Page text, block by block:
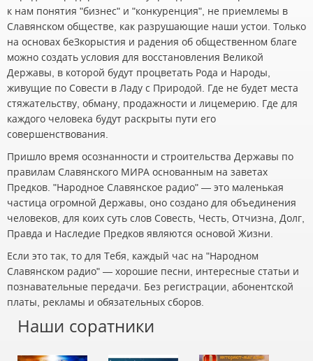
к нам понятия "бизнес" и "конкуренция", не приемлемы в
Славянском обществе, как разрушающие наши устои. Только
на основах беЗкорыстия и радения об общественном благе
можно создать условия для восстановления Великой
Державы, в которой будут процветать Рода и Народы,
живущие по Совести в Ладу с Природой. Где не будет места
стяжательству, обману, продажности и лицемерию. Где для
каждого человека будут раскрыты пути его
совершенствования.
Пришло время осознанности и строительства Державы по
правилам Славянского МИРА основанным на заветах
Предков. "Народное Славянское радио" — это маленькая
частица огромной Державы, оно создано для объединения
человеков, для коих суть слов Совесть, Честь, Отчизна, Долг,
Правда и Наследие Предков являются основой Жизни.
Если это так, то для Тебя, каждый час на "Народном
Славянском радио" — хорошие песни, интересные статьи и
познавательные передачи. Без регистрации, абонентской
платы, рекламы и обязательных сборов.
Наши соратники